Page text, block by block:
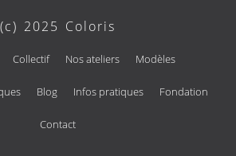
(c) 2025 Coloris
Collectif Nos ateliers Modèles
Blog Infos pratiques Fondation
Contact